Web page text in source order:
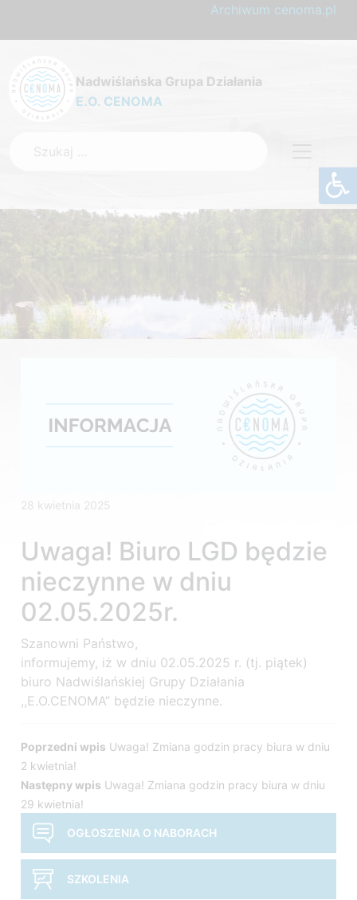
Archiwum cenoma.pl
Nadwiślańska Grupa Działania
E.O. CENOMA
28 kwietnia 2025
Uwaga! Biuro LGD będzie
nieczynne w dniu
02.05.2025r.
Szanowni Państwo,
informujemy, iż w dniu 02.05.2025 r. (tj. piątek)
biuro Nadwiślańskiej Grupy Działania
,,E.O.CENOMA” będzie nieczynne.
Nawigacja
wpisu
Poprzedni wpis Uwaga! Zmiana godzin pracy biura w dniu
2 kwietnia!
Następny wpis Uwaga! Zmiana godzin pracy biura w dniu
29 kwietnia!
OGŁOSZENIA O NABORACH
SZKOLENIA